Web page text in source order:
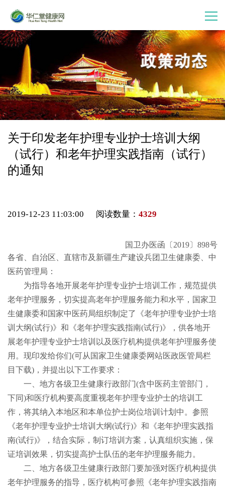
首 页
走进华仁堂
连锁加盟
案例分享
产品中心
关于印发老年护理专业护士培训大纲
（试行）和老年护理实践指南（试行）
的通知
2019-12-23 11:03:00 阅读数量： 4329
国卫办医函〔2019〕898号
各省、自治区、直辖市及新疆生产建设兵团卫生健康委、中
医药管理局：
为指导各地开展老年护理专业护士培训工作，规范提供
老年护理服务，切实提高老年护理服务能力和水平，国家卫
生健康委和国家中医药局组织制定了《老年护理专业护士培
训大纲(试行)》和《老年护理实践指南(试行)》，供各地开
展老年护理专业护士培训以及医疗机构提供老年护理服务使
用。现印发给你们(可从国家卫生健康委网站医政医管局栏
目下载)，并提出以下工作要求：
一、地方各级卫生健康行政部门(含中医药主管部门，
下同)和医疗机构要高度重视老年护理专业护士的培训工
作，将其纳入本地区和本单位护士岗位培训计划中。参照
《老年护理专业护士培训大纲(试行)》和《老年护理实践指
南(试行)》，结合实际，制订培训方案，认真组织实施，保
证培训效果，切实提高护士队伍的老年护理服务能力。
二、地方各级卫生健康行政部门要加强对医疗机构提供
老年护理服务的指导，医疗机构可参照《老年护理实践指南